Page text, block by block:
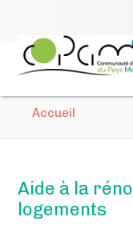
Accueil
Aide à la
logements